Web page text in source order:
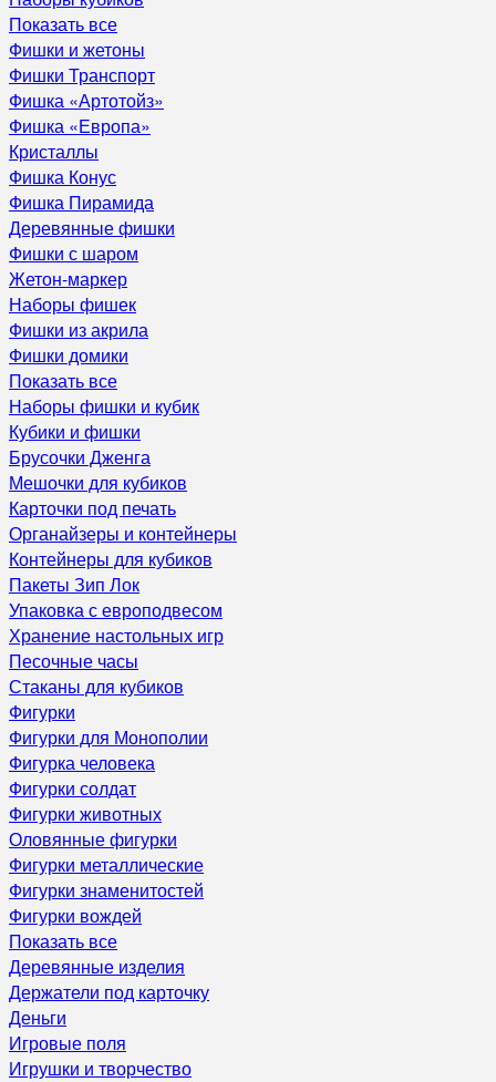
Показать все
Фишки и жетоны
Фишки Транспорт
Фишка «Артотойз»
Фишка «Европа»
Кристаллы
Фишка Конус
Фишка Пирамида
Деревянные фишки
Фишки с шаром
Жетон-маркер
Наборы фишек
Фишки из акрила
Фишки домики
Показать все
Наборы фишки и кубик
Кубики и фишки
Брусочки Дженга
Мешочки для кубиков
Карточки под печать
Органайзеры и контейнеры
Контейнеры для кубиков
Пакеты Зип Лок
Упаковка с европодвесом
Хранение настольных игр
Песочные часы
Стаканы для кубиков
Фигурки
Фигурки для Монополии
Фигурка человека
Фигурки солдат
Фигурки животных
Оловянные фигурки
Фигурки металлические
Фигурки знаменитостей
Фигурки вождей
Показать все
Деревянные изделия
Держатели под карточку
Деньги
Игровые поля
Игрушки и творчество